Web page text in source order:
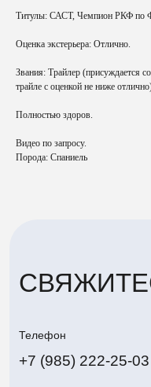
Титулы: САСТ, Чемпион РКФ по
Оценка экстерьера: Отлично.
Звания: Трайлер (присуждается
трайле с оценкой не ниже
Полностью здоров.
Видео по запросу.
Порода: Спаниель
Адрес
Политика конфиденциальности